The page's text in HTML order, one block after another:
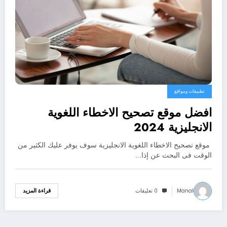
تطبيقات ومواقع
افضل موقع تصحيح الاخطاء اللغوية
الانجليزية 2024
موقع تصحيح الاخطاء اللغوية الانجليزية سوف يوفر عليك الكثير من
الوقت فى البحث عن إذا…
Manal 0 تعليقات قراءة المزيد